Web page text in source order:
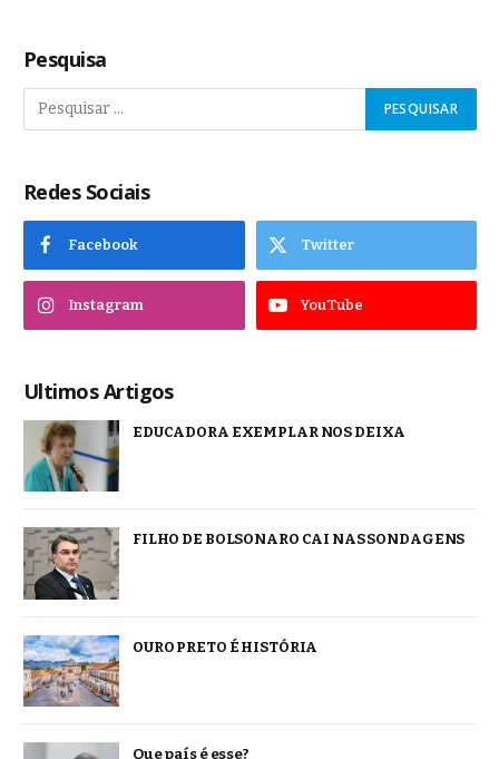
Pesquisa
Redes Sociais
Facebook Twitter
Instagram YouTube
Ultimos Artigos
EDUCADORA EXEMPLAR NOS DEIXA
FILHO DE BOLSONARO CAI NAS SONDAGENS
OURO PRETO É HISTÓRIA
Que país é esse?